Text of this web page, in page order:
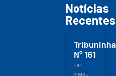
Notícias
Recentes
Tribuninha
N° 161
Ler
mais...